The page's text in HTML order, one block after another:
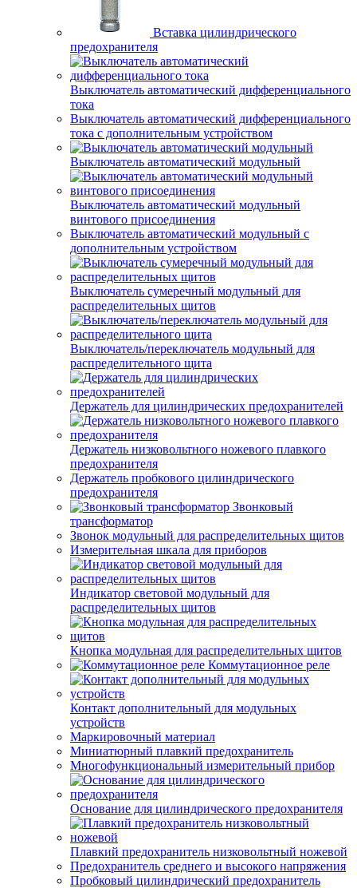
Вставка цилиндрического
предохранителя
Выключатель автоматический дифференциального
тока
Выключатель автоматический дифференциального
тока с дополнительным устройством
Выключатель автоматический модульный
Выключатель автоматический модульный
винтового присоединения
Выключатель автоматический модульный с
дополнительным устройством
Выключатель сумеречный модульный для
распределительных щитов
Выключатель/переключатель модульный для
распределительного щита
Держатель для цилиндрических предохранителей
Держатель низковольтного ножевого плавкого
предохранителя
Держатель пробкового цилиндрического
предохранителя
Звонковый
трансформатор
Звонок модульный для распределительных щитов
Измерительная шкала для приборов
Индикатор световой модульный для
распределительных щитов
Кнопка модульная для распределительных щитов
Коммутационное реле
Контакт дополнительный для модульных
устройств
Маркировочный материал
Миниатюрный плавкий предохранитель
Многофункциональный измерительный прибор
Основание для цилиндрического предохранителя
Плавкий предохранитель низковольтный ножевой
Предохранитель среднего и высокого напряжения
Пробковый цилиндрический предохранитель